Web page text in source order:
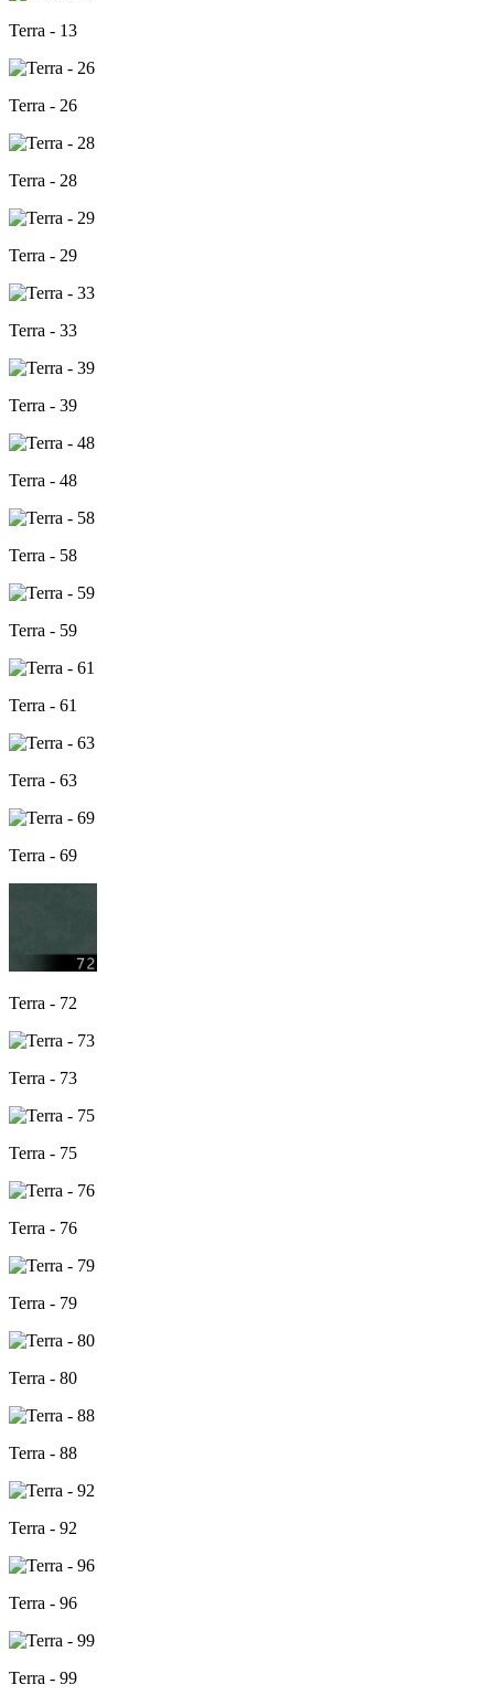
Terra - 13
Terra - 26
Terra - 28
Terra - 29
Terra - 33
Terra - 39
Terra - 48
Terra - 58
Terra - 59
Terra - 61
Terra - 63
Terra - 69
Terra - 72
Terra - 73
Terra - 75
Terra - 76
Terra - 79
Terra - 80
Terra - 88
Terra - 92
Terra - 96
Terra - 99